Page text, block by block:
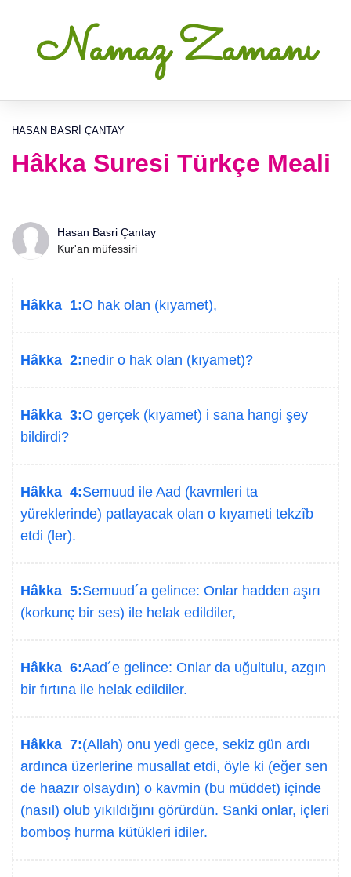
Namaz Zamanı
HASAN BASRI ÇANTAY
Hâkka Suresi Türkçe Meali
Hasan Basri Çantay
Kur'an müfessiri
Hâkka 1:O hak olan (kıyamet),
Hâkka 2:nedir o hak olan (kıyamet)?
Hâkka 3:O gerçek (kıyamet) i sana hangi şey
bildirdi?
Hâkka 4:Semuud ile Aad (kavmleri ta
yüreklerinde) patlayacak olan o kıyameti tekzîb
etdi (ler).
Hâkka 5:Semuud´a gelince: Onlar hadden aşırı
(korkunç bir ses) ile helak edildiler,
Hâkka 6:Aad´e gelince: Onlar da uğultulu, azgın
bir fırtına ile helak edildiler.
Hâkka 7:(Allah) onu yedi gece, sekiz gün ardı
ardınca üzerlerine musallat etdi, öyle ki (eğer sen
de haazır olsaydın) o kavmin (bu müddet) içinde
(nasıl) olub yıkıldığını görürdün. Sanki onlar, içleri
bomboş hurma kütükleri idiler.